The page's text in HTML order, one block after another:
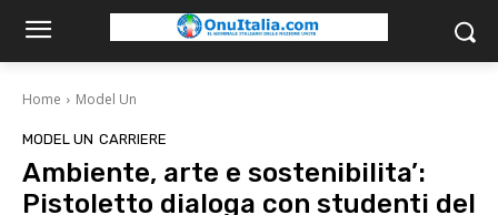
Home Model Un
MODEL UN CARRIERE
Ambiente, arte e sostenibilita’:
Pistoletto dialoga con studenti del